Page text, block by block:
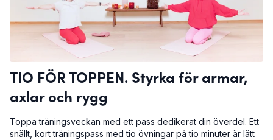
TIO FÖR TOPPEN. Styrka för armar,
axlar och rygg
Toppa träningsveckan med ett pass dedikerat din överdel. Ett
snällt, kort träningspass med tio övningar på tio minuter är lätt